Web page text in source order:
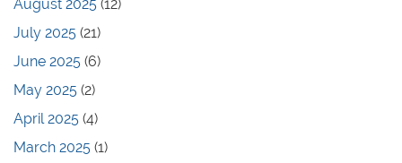
August 2025 (12)
July 2025 (21)
June 2025 (6)
May 2025 (2)
April 2025 (4)
March 2025 (1)